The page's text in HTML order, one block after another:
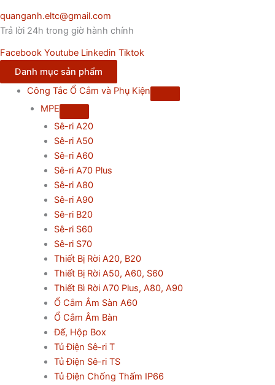
quanganh.eltc@gmail.com
Trả lời 24h trong giờ hành chính
Facebook Youtube Linkedin Tiktok
Danh mục sản phẩm
Công Tắc Ổ Cắm và Phụ Kiện
MPE
Sê-ri A20
Sê-ri A50
Sê-ri A60
Sê-ri A70 Plus
Sê-ri A80
Sê-ri A90
Sê-ri B20
Sê-ri S60
Sê-ri S70
Thiết Bị Rời A20, B20
Thiết Bị Rời A50, A60, S60
Thiết Bì Rời A70 Plus, A80, A90
Ổ Cắm Âm Sàn A60
Ổ Cắm Âm Bàn
Đế, Hộp Box
Tủ Điện Sê-ri T
Tủ Điện Sê-ri TS
Tủ Điện Chống Thấm IP66